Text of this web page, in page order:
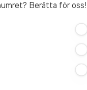
Berätta för oss!